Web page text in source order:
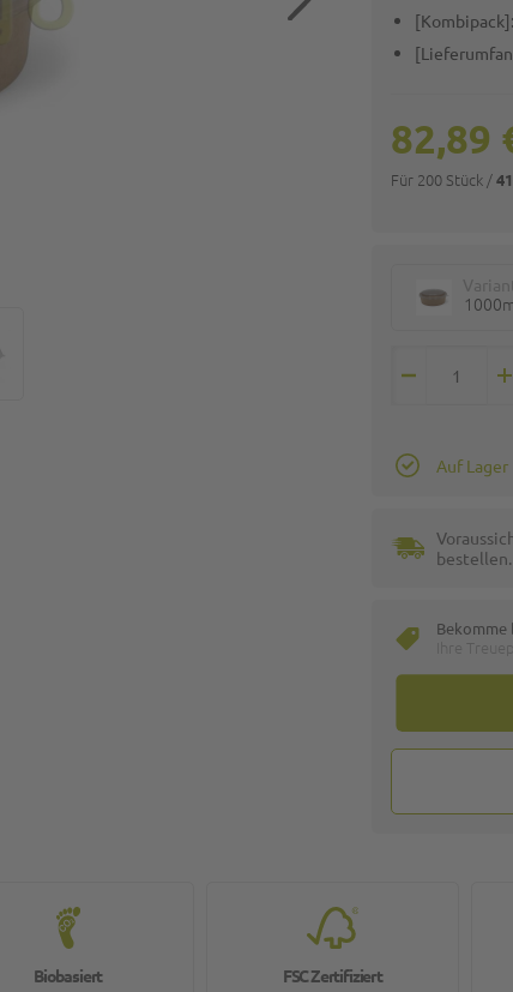
82,89
Für 200 Stück /
Auf Lager
bestellen.
Bekomme
Biobasiert FSC Zertifiziert